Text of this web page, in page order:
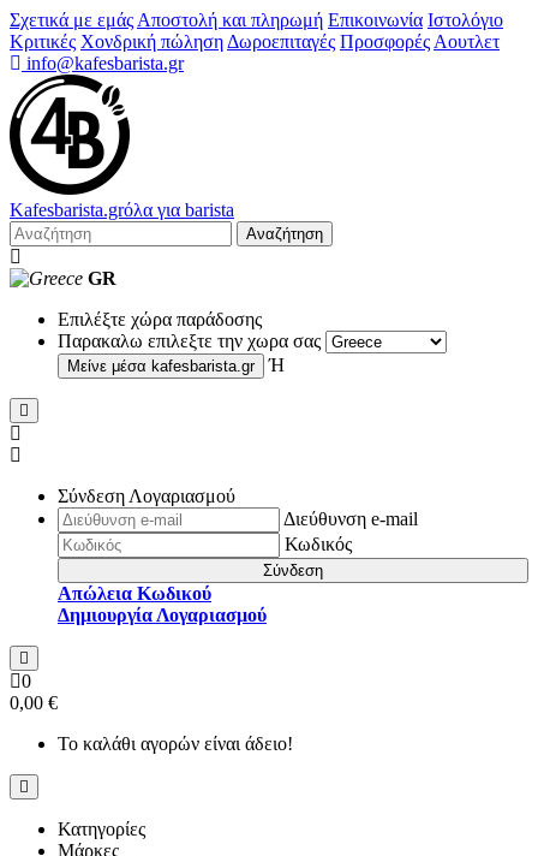
Σχετικά με εμάς Αποστολή και πληρωμή Επικοινωνία Ιστολόγιο
Κριτικές Χονδρική πώληση Δωροεπιταγές Προσφορές Αουτλετ
info@kafesbarista.gr
Kafesbarista.grόλα για barista
Αναζήτηση
GR
Επιλέξτε χώρα παράδοσης
Παρακαλω επιλεξτε την χωρα σας
Μείνε μέσα kafesbarista.gr Ή
Σύνδεση Λογαριασμού
Διεύθυνση e-mail
Κωδικός
Σύνδεση
Απώλεια Κωδικού
Δημιουργία Λογαριασμού
0
0,00 €
Το καλάθι αγορών είναι άδειο!
Κατηγορίες
Μάρκες